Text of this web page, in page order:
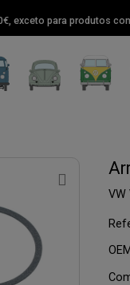
exceto para produtos
VW
OEM